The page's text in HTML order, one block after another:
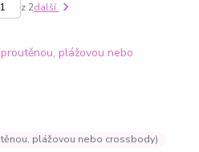
z 2další
plážovou nebo crossbody)